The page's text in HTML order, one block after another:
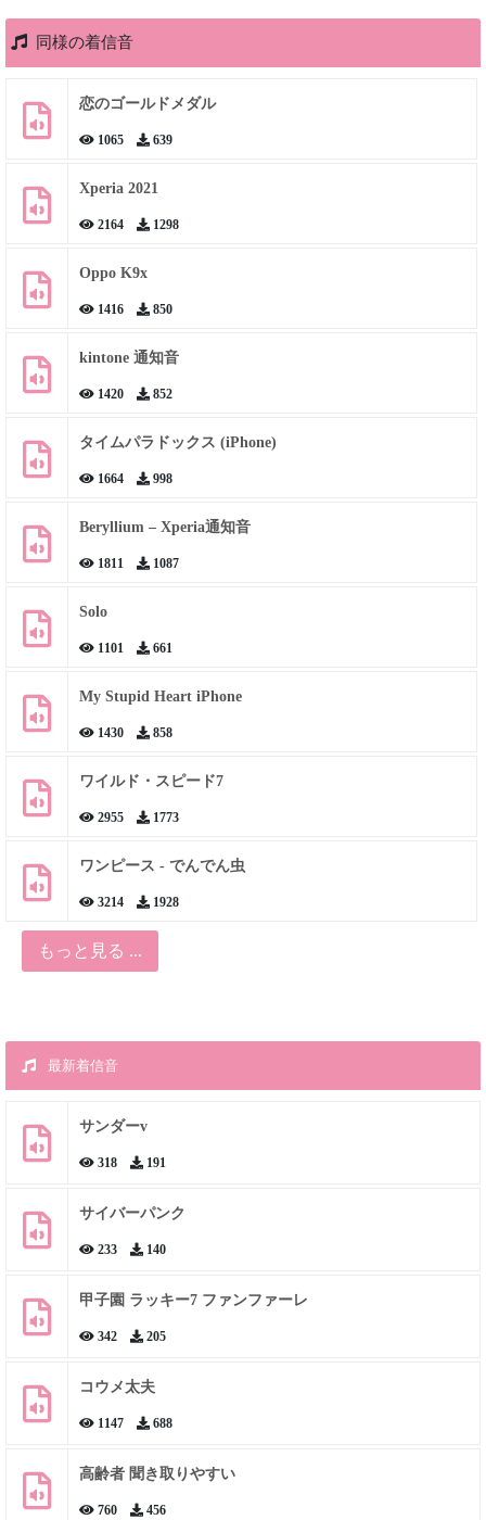
同様の着信音
恋のゴールドメダル
1065 639
Xperia 2021
2164 1298
Oppo K9x
1416 850
kintone 通知音
1420 852
タイムパラドックス (iPhone)
1664 998
Beryllium – Xperia通知音
1811 1087
Solo
1101 661
My Stupid Heart iPhone
1430 858
ワイルド・スピード7
2955 1773
ワンピース - でんでん虫
3214 1928
もっと見る ...
最新着信音
サンダーv
318 191
サイバーパンク
233 140
甲子園 ラッキー7 ファンファーレ
342 205
コウメ太夫
1147 688
高齢者 聞き取りやすい
760 456